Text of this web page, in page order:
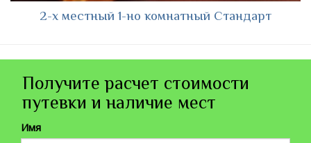
2-х местный 1-но комнатный Стандарт
Получите расчет стоимости
путевки и наличие мест
Имя